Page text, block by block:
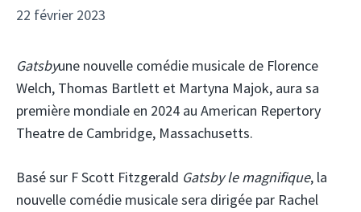
22 février 2023
Gatsbyune nouvelle comédie musicale de Florence
Welch, Thomas Bartlett et Martyna Majok, aura sa
première mondiale en 2024 au American Repertory
Theatre de Cambridge, Massachusetts.
Basé sur F Scott Fitzgerald Gatsby le magnifique, la
nouvelle comédie musicale sera dirigée par Rachel